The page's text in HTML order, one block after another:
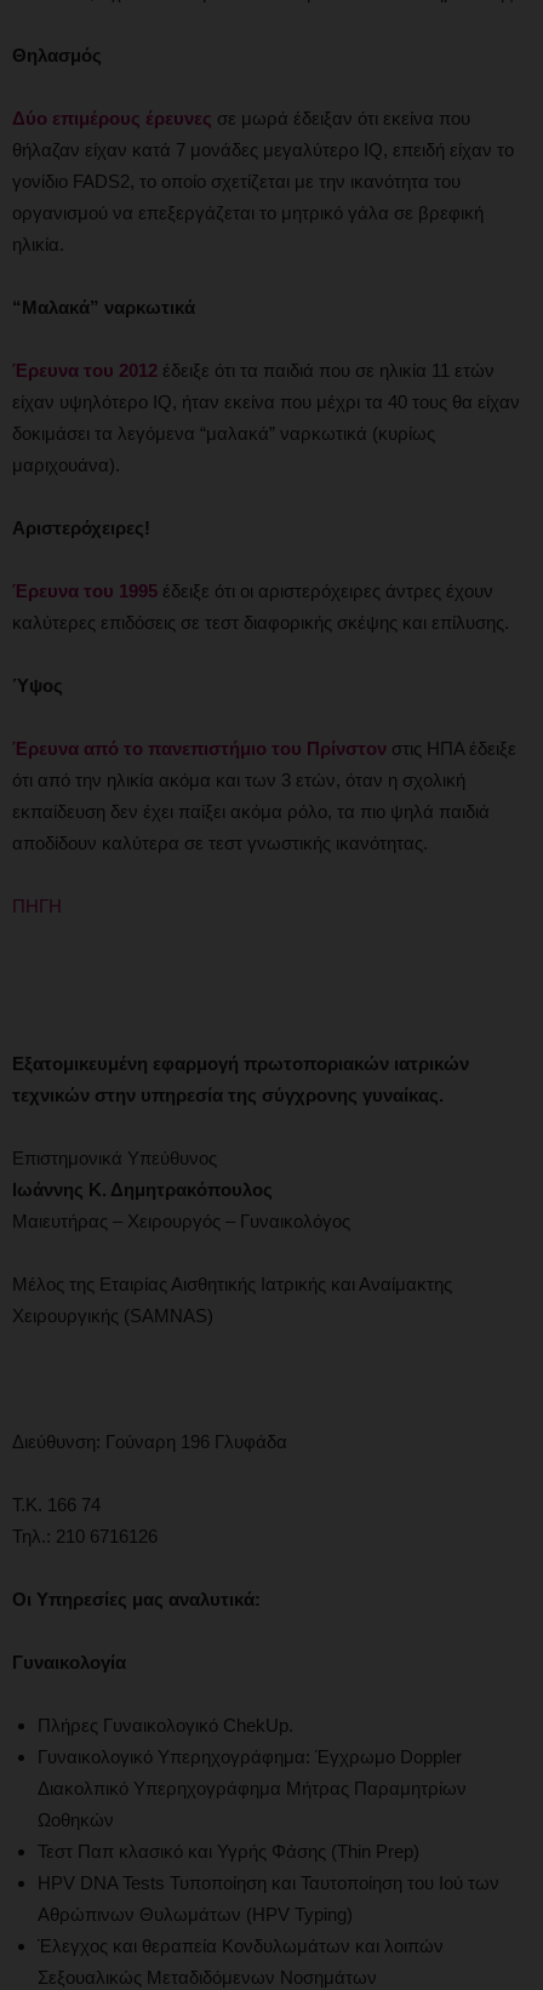
Θηλασμός
Δύο επιμέρους έρευνες σε μωρά έδειξαν ότι εκείνα που
θήλαζαν είχαν κατά 7 μονάδες μεγαλύτερο IQ, επειδή είχαν το
γονίδιο FADS2, το οποίο σχετίζεται με την ικανότητα του
οργανισμού να επεξεργάζεται το μητρικό γάλα σε βρεφική
ηλικία.
“Μαλακά” ναρκωτικά
Έρευνα του 2012 έδειξε ότι τα παιδιά που σε ηλικία 11 ετών
είχαν υψηλότερο IQ, ήταν εκείνα που μέχρι τα 40 τους θα είχαν
δοκιμάσει τα λεγόμενα “μαλακά” ναρκωτικά (κυρίως
μαριχουάνα).
Αριστερόχειρες!
Έρευνα του 1995 έδειξε ότι οι αριστερόχειρες άντρες έχουν
καλύτερες επιδόσεις σε τεστ διαφορικής σκέψης και επίλυσης.
Ύψος
Έρευνα από το πανεπιστήμιο του Πρίνστον στις ΗΠΑ έδειξε
ότι από την ηλικία ακόμα και των 3 ετών, όταν η σχολική
εκπαίδευση δεν έχει παίξει ακόμα ρόλο, τα πιο ψηλά παιδιά
αποδίδουν καλύτερα σε τεστ γνωστικής ικανότητας.
ΠΗΓΗ
Εξατομικευμένη εφαρμογή πρωτοποριακών ιατρικών
τεχνικών στην υπηρεσία της σύγχρονης γυναίκας.
Επιστημονικά Υπεύθυνος
Ιωάννης Κ. Δημητρακόπουλος
Μαιευτήρας – Χειρουργός – Γυναικολόγος
Μέλος της Εταιρίας Αισθητικής Ιατρικής και Αναίμακτης
Χειρουργικής (SAMNAS)
Διεύθυνση: Γούναρη 196 Γλυφάδα
Τ.Κ. 166 74
Τηλ.: 210 6716126
Οι Υπηρεσίες μας αναλυτικά:
Γυναικολογία
Πλήρες Γυναικολογικό ChekUp.
Γυναικολογικό Υπερηχογράφημα: Έγχρωμο Doppler
Διακολπικό Υπερηχογράφημα Μήτρας Παραμητρίων
Ωοθηκών
Τεστ Παπ κλασικό και Υγρής Φάσης (Thin Prep)
HPV DNA Tests Τυποποίηση και Ταυτοποίηση του Ιού των
Αθρώπινων Θυλωμάτων (HPV Typing)
Έλεγχος και θεραπεία Κονδυλωμάτων και λοιπών
Σεξουαλικώς Μεταδιδόμενων Νοσημάτων